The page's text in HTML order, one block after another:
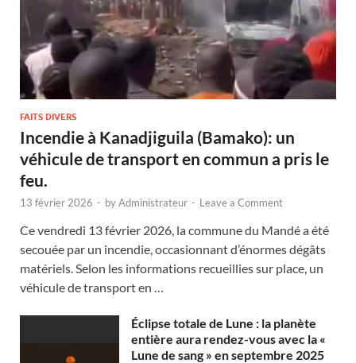
FAITS DIVERS
Incendie à Kanadjiguila (Bamako): un
véhicule de transport en commun a pris le
feu.
13 février 2026 - byAdministrateur - Leave a Comment
Ce vendredi 13 février 2026, la commune du Mandé a été
secouée par un incendie, occasionnant d’énormes dégâts
matériels. Selon les informations recueillies sur place, un
véhicule de transport en …
Éclipse totale de Lune : la planète
entière aura rendez-vous avec la «
Lune de sang » en septembre 2025